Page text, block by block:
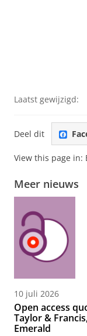
Laatst gewijzigd:
Deel dit
View this page in:
Meer nieuws
10 juli 2026
Open access
Taylor &
Emerald